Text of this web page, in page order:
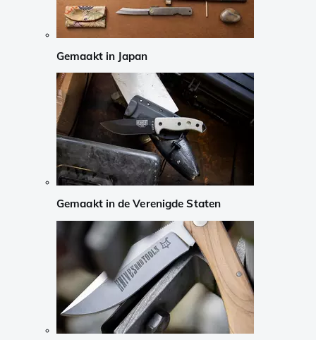
Gemaakt in Japan
Gemaakt in de Verenigde Staten